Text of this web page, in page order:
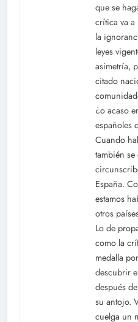
que se
crítica va a
la
leyes
asimetría,
citado
¿o acaso
españoles
Cuando
también
España.
estamos
otros
Lo de
como la
medalla
descubrir
después
su antojo.
cuelga un